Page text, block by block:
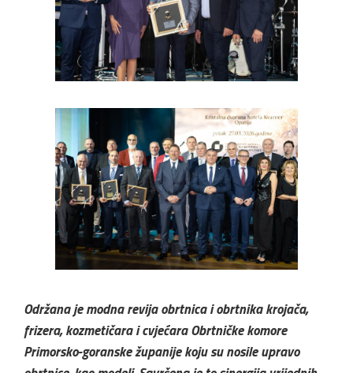
Održana je modna revija obrtnica i obrtnika krojača,
frizera, kozmetičara i cvjećara Obrtničke komore
Primorsko-goranske županije koju su nosile upravo